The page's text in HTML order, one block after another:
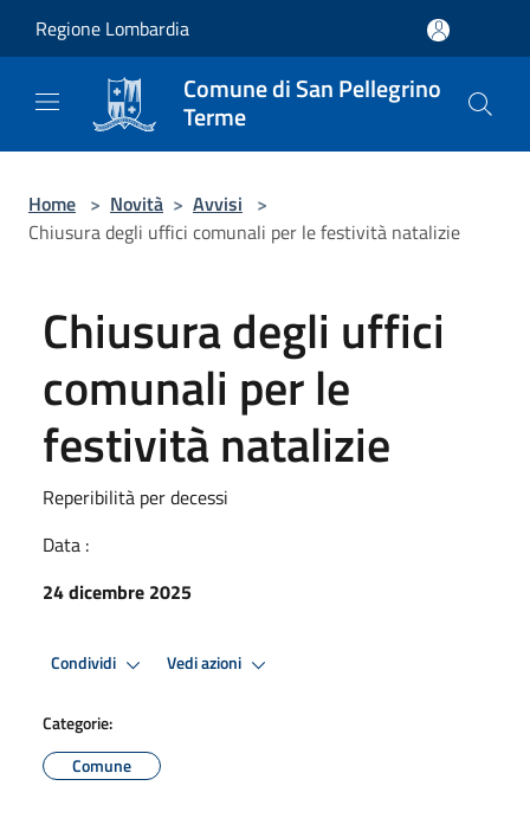
Regione Lombardia
Comune di San Pellegrino
Terme
Home > Novità > Avvisi >
Chiusura degli uffici comunali per le festività natalizie
Chiusura degli uffici
comunali per le
festività natalizie
Reperibilità per decessi
Data :
24 dicembre 2025
Condividi Vedi azioni
Categorie:
Comune